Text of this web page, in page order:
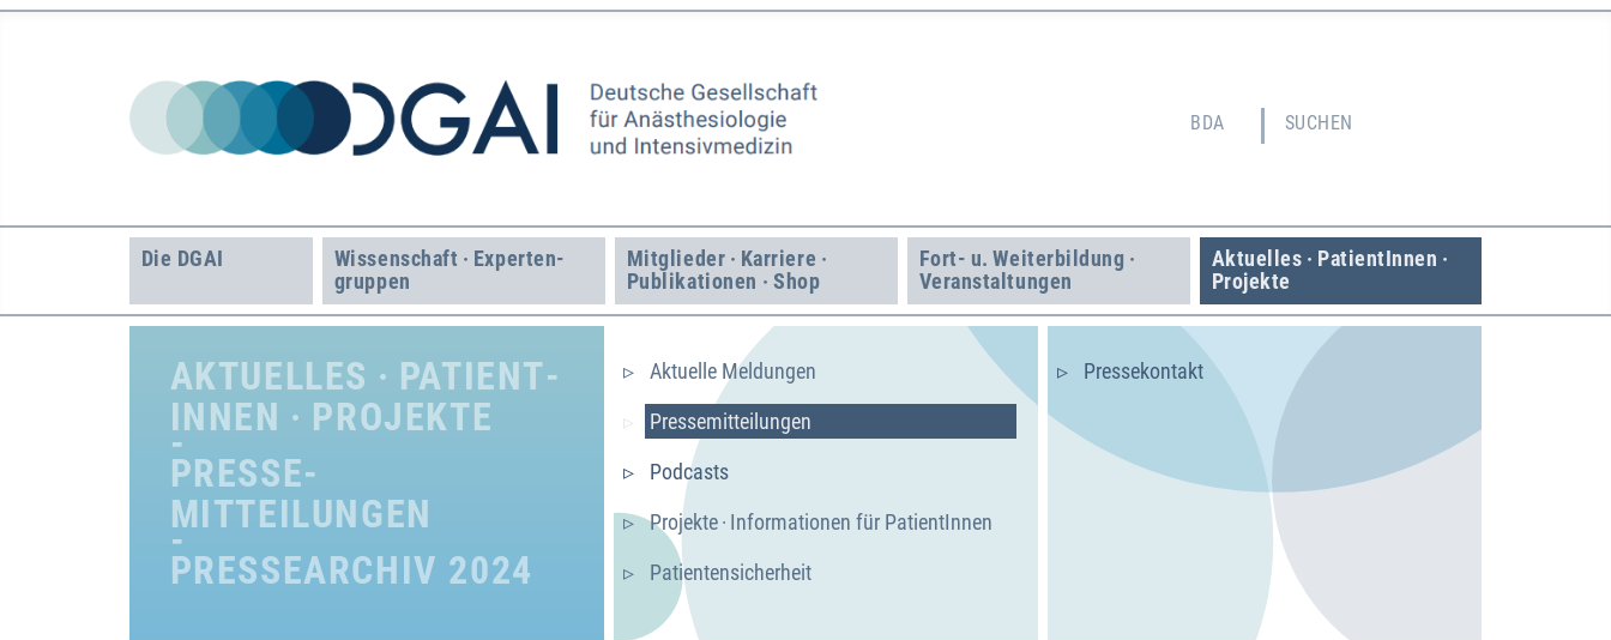
BDA SUCHEN
Die DGAI
Wissenschaft · Experten­
gruppen
Mitglieder · Karriere ·
Publikationen · Shop
Fort- u. Weiter­bildung ·
Veranstaltungen
Aktuelles · Patient­Innen ·
Projekte
AKTUELLES · PATIENT­
INNEN · PROJEKTE
PRESSE­
MITTEILUNGEN
PRESSEARCHIV 2024
Aktuelle Meldungen
Presse­mitteilungen
Podcasts
Projekte · Informationen für PatientInnen
Patientensicherheit
Pressekontakt